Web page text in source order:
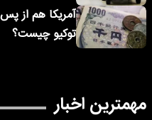
آمریکا هم از
توکیو چیست؟
مهمترین اخبار